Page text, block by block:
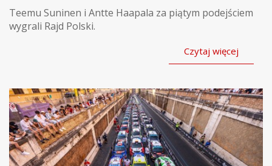
Teemu Suninen i Antte Haapala za piątym podejściem
wygrali Rajd Polski.
Czytaj więcej